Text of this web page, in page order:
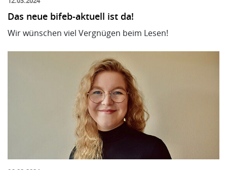
Das neue bifeb-aktuell ist da!
Wir wünschen viel Vergnügen beim Lesen!